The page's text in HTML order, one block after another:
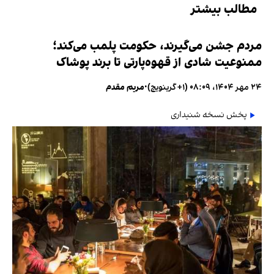
مطالب بیشتر
مردم جشن می‌گیرند، حکومت پلمب می‌کند؛
ممنوعیت شادی از قهوه‌پارتی تا برند پوشاک
۲۴ مهر ۱۴۰۴، ۰۸:۰۹ (‎+۱ گرینویچ) •مریم مقدم
پخش نسخه شنیداری